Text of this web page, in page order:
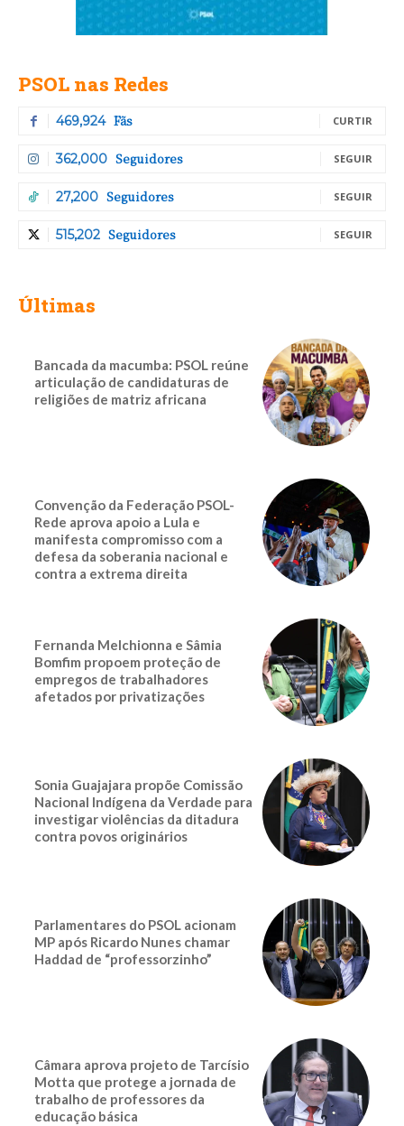
PSOL nas Redes
469,924 Fãs CURTIR
362,000 Seguidores SEGUIR
27,200 Seguidores SEGUIR
515,202 Seguidores SEGUIR
Últimas
Bancada da macumba: PSOL reúne
articulação de candidaturas de
religiões de matriz africana
Convenção da Federação PSOL-
Rede aprova apoio a Lula e
manifesta compromisso com a
defesa da soberania nacional e
contra a extrema direita
Fernanda Melchionna e Sâmia
Bomfim propoem proteção de
empregos de trabalhadores
afetados por privatizações
Sonia Guajajara propõe Comissão
Nacional Indígena da Verdade para
investigar violências da ditadura
contra povos originários
Parlamentares do PSOL acionam
MP após Ricardo Nunes chamar
Haddad de “professorzinho”
Câmara aprova projeto de Tarcísio
Motta que protege a jornada de
trabalho de professores da
educação básica